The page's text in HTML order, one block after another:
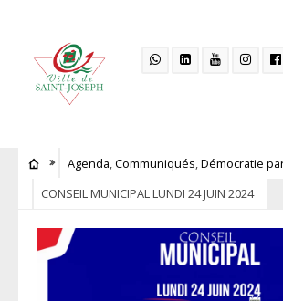
Agenda,Communiqués,Démocratie
CONSEIL MUNICIPAL LUNDI 24 JUIN 2024